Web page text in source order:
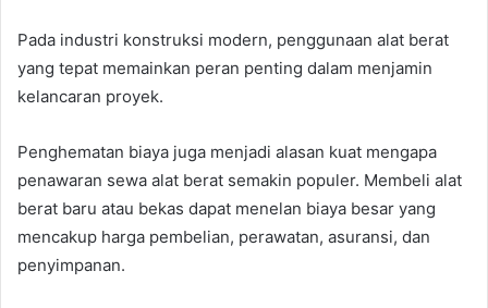
Pada industri konstruksi modern, penggunaan alat berat
yang tepat memainkan peran penting dalam menjamin
kelancaran proyek.
Penghematan biaya juga menjadi alasan kuat mengapa
penawaran sewa alat berat semakin populer. Membeli alat
berat baru atau bekas dapat menelan biaya besar yang
mencakup harga pembelian, perawatan, asuransi, dan
penyimpanan.